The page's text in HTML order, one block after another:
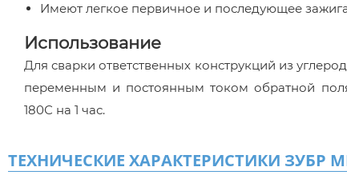
Имеют легкое первичное и последующее
Использование
Для сварки ответственных конструкций из
переменным и постоянным током обратной
180С на 1 час.
ТЕХНИЧЕСКИЕ ХАРАКТЕРИСТИКИ ЗУБР